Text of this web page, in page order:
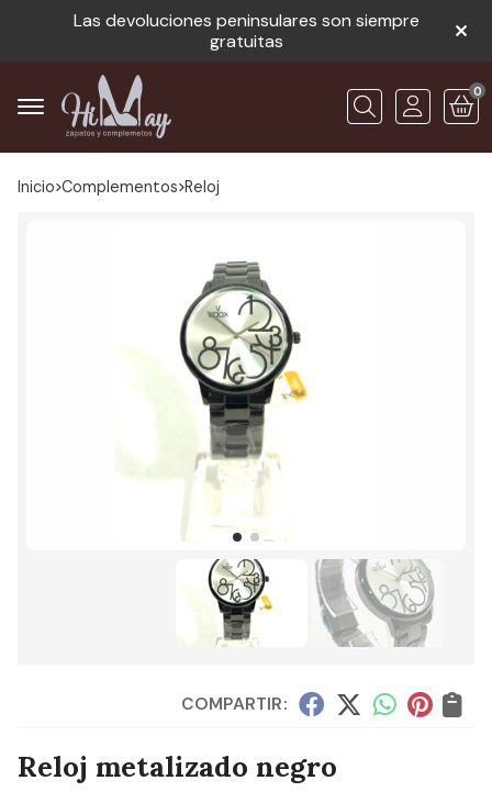
Las devoluciones peninsulares son siempre
gratuitas
Buscar
0
Inicio complementos reloj
COMPARTIR:
Reloj metalizado negro